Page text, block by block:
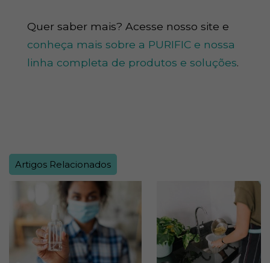
Quer saber mais? Acesse nosso site e
conheça mais sobre a PURIFIC e nossa
linha completa de produtos e soluções.
Artigos Relacionados